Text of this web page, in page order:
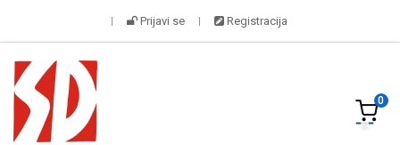
Prijavi se Registracija
0